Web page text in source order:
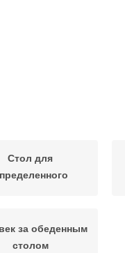
Стол для
за обеденным
столом